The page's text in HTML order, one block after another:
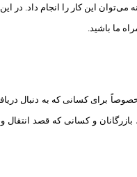
می‌توان این کار را انجام
ما باشید.
برای کسانی که به دنبال
و کسانی که قصد انتقال